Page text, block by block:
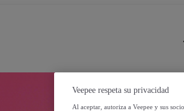
Veepee respeta su privacidad
Al aceptar, autoriza a Veepee y sus